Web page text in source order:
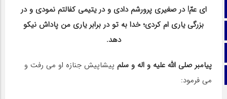
ای عمّ! در صغیری پرورشم دادی و در یتیمی کفالتم نمودی و در
بزرگی یاری ام کردی؛ خدا به تو در برابر یاری من پاداش نیکو
دهد.
پیامبر صلی الله علیه و اله و سلم پیشاپیش جنازه او می رفت و
می فرمود: